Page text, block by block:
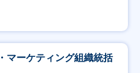
マーケティング組織統括